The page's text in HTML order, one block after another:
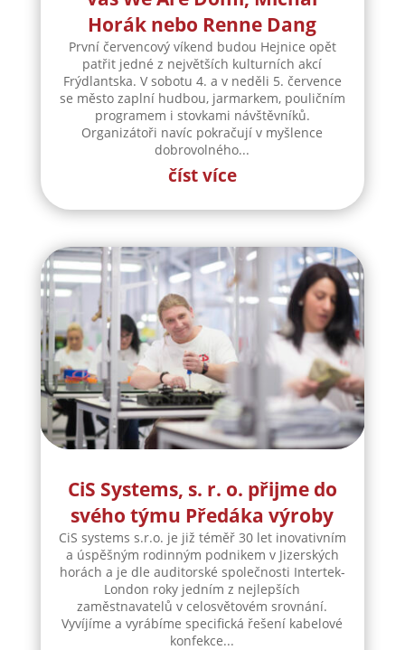
Horák nebo Renne Dang
První červencový víkend budou Hejnice opět
patřit jedné z největších kulturních akcí
Frýdlantska. V sobotu 4. a v neděli 5. července
se město zaplní hudbou, jarmarkem, pouličním
programem i stovkami návštěvníků.
Organizátoři navíc pokračují v myšlence
dobrovolného...
číst více
CiS Systems, s. r. o. přijme do
svého týmu Předáka výroby
CiS systems s.r.o. je již téměř 30 let inovativním
a úspěšným rodinným podnikem v Jizerských
horách a je dle auditorské společnosti Intertek-
London roky jedním z nejlepších
zaměstnavatelů v celosvětovém srovnání.
Vyvíjíme a vyrábíme specifická řešení kabelové
konfekce...